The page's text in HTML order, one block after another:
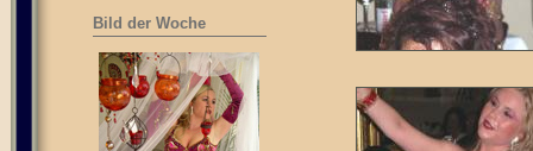
Bild der Woche